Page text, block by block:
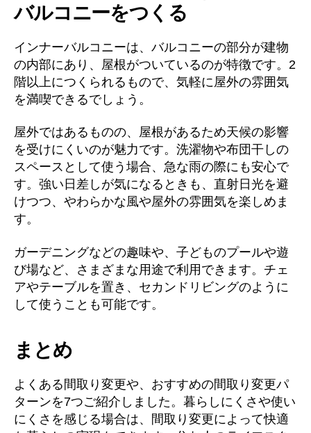
バルコニーをつくる
インナーバルコニーは、バルコニーの部分が建物
の内部にあり、屋根がついているのが特徴です。2
階以上につくられるもので、気軽に屋外の雰囲気
を満喫できるでしょう。
屋外ではあるものの、屋根があるため天候の影響
を受けにくいのが魅力です。洗濯物や布団干しの
スペースとして使う場合、急な雨の際にも安心で
す。強い日差しが気になるときも、直射日光を避
けつつ、やわらかな風や屋外の雰囲気を楽しめま
す。
ガーデニングなどの趣味や、子どものプールや遊
び場など、さまざまな用途で利用できます。チェ
アやテーブルを置き、セカンドリビングのように
して使うことも可能です。
まとめ
よくある間取り変更や、おすすめの間取り変更パ
ターンを7つご紹介しました。暮らしにくさや使い
にくさを感じる場合は、間取り変更によって快適